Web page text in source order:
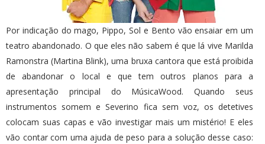
Por indicação do mago, Pippo, Sol e Bento vão ensaiar em um
teatro abandonado. O que eles não sabem é que lá vive Marilda
Ramonstra (Martina Blink), uma bruxa cantora que está proibida
de abandonar o local e que tem outros planos para a
apresentação principal do MúsicaWood. Quando seus
instrumentos somem e Severino fica sem voz, os detetives
colocam suas capas e vão investigar mais um mistério! E eles
vão contar com uma ajuda de peso para a solução desse caso: